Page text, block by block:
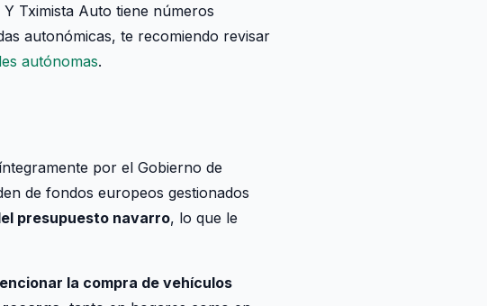
Y Tximista Auto tiene números
autonómicas, te recomiendo revisar
autónomas.
por el Gobierno de
de fondos europeos gestionados
presupuesto navarro, lo que le
la compra de vehículos